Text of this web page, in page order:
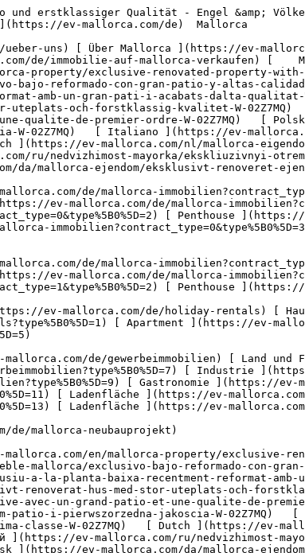
[ Apartment ](https://ev-mallorca.com/de/mallorca-immobilien?contract_type=1&type%5B0%5D=2) [ Penthouse ](https://ev-mallorca.com/de/mallorca-immobilien?contract_type=1&type%5B0%5D=5) 

  Ferienvermietung  [ Alle Immobilien ](https://ev-mallorca.com/de/holiday-rentals) [ Haus ](https://ev-mallorca.com/de/holiday-rentals?type%5B0%5D=0) [ Finca ](https://ev-mallorca.com/de/holiday-rentals?type%5B0%5D=1) [ Apartment ](https://ev-mallorca.com/de/holiday-rentals?type%5B0%5D=2) [ Penthouse ](https://ev-mallorca.com/de/holiday-rentals?type%5B0%5D=5) 

  Gewerbe  [ Alle Immobilien ](https://ev-mallorca.com/de/gewerbeimmobilien) [ Land und Forstwirtschaft ](https://ev-mallorca.com/de/gewerbeimmobilien?type%5B0%5D=6) [ Hotel ](https://ev-mallorca.com/de/gewerbeimmobilien?type%5B0%5D=7) [ Industrie ](https://ev-mallorca.com/de/gewerbeimmobilien?type%5B0%5D=8) [ Investment ](https://ev-mallorca.com/de/gewerbeimmobilien?type%5B0%5D=9) [ Gastronomie ](https://ev-mallorca.com/de/gewerbeimmobilien?type%5B0%5D=10) [ Grundstück ](https://ev-mallorca.com/de/gewerbeimmobilien?type%5B0%5D=11) [ Ladenfläche ](https://ev-mallorca.com/de/gewerbeimmobilien?type%5B0%5D=12) [ Sonstiges ](https://ev-mallorca.com/de/gewerbeimmobilien?type%5B0%5D=13) [ Ladenfläche ](https://ev-mallorca.com/de/gewerbeimmobilien?type%5B0%5D=14) 

 [ Neubauprojekt ](https://ev-mallorca.com/de/mallorca-neubauprojekt) 

     Deutsch       [ English ](https://ev-mallorca.com/en/mallorca-property/exclusive-renovated-property-with-large-patio-and-high-quality-finishes-W-02Z7MQ)   [ Español ](https://ev-mallorca.com/es/inmueble-mallorca/exclusivo-bajo-reformado-con-gran-patio-y-altas-calidades-W-02Z7MQ)    [ Català ](https://ev-mallorca.com/ca/immoble-mallorca/pis-exclusiu-a-la-planta-baixa-recentment-reformat-amb-un-gran-pati-i-acabats-dalta-qualitat-W-02Z7MQ)   [ Svenska ](https://ev-mallorca.com/sv/mallorca-fastighet/exklusivt-renoverat-hus-med-stor-uteplats-och-forstklassig-kvalitet-W-02Z7MQ)   [ Français ](https://ev-mallorca.com/fr/bien-majorque/maison-renovee-de-maniere-exclusive-avec-un-grand-patio-et-une-qualite-de-premier-ordre-W-02Z7MQ)   [ Polski ](https://ev-mallorca.com/pl/nieruchomosc-majorce/ekskluzywnie-odnowiony-dom-z-duzym-patio-i-pierwszorzedna-jakoscia-W-02Z7MQ)   [ Italiano ](https://ev-mallorca.com/it/immobili-maiorca/casa-ristrutturata-in-esclusiva-con-ampio-patio-e-qualita-di-prima-classe-W-02Z7MQ)   [ Dutch ](https://ev-mallorca.com/nl/mallorca-eigendom/exclusief-gerenoveerd-huis-met-grote-patio-en-eersteklas-kwaliteit-W-02Z7MQ)   [ Русский ](https://ev-mallorca.com/ru/nedvizhimost-mayorka/ekskliuzivnyi-otremontirovannyi-dom-s-bolsim-vnutrennim-dvorikom-i-pervoklassnym-kacestvom-W-02Z7MQ)   [ Dansk ](https://ev-mallorca.com/da/mallorca-ejendom/eksklusivt-renoveret-ejendom-med-stor-terrasse-og-finish-i-hoj-kvalitet-W-02Z7MQ)   

 [ ![EV Mallorca](https://cdn.ev-mallorca.com/images/web/EV_Logo_RGB.svg) ](https://ev-mallorca.com/de)  Open main menu    

   Kaufen     [ Alle Immobilien